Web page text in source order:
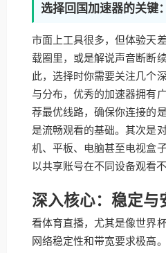
选择回国加速器的关键
市面上工具很多，但体验天
载圈里，或是解说声音断断
此，选择时你需要关注几个
与分布，优秀的加速器拥有
荐最优线路，确保你连接的
是流畅观看的基础。其次是
机、平板、电脑甚至电视盒
以共享账号在不同设备观看
深入核心：稳定与
看体育直播，尤其是像世界
网络稳定性和带宽要求极高